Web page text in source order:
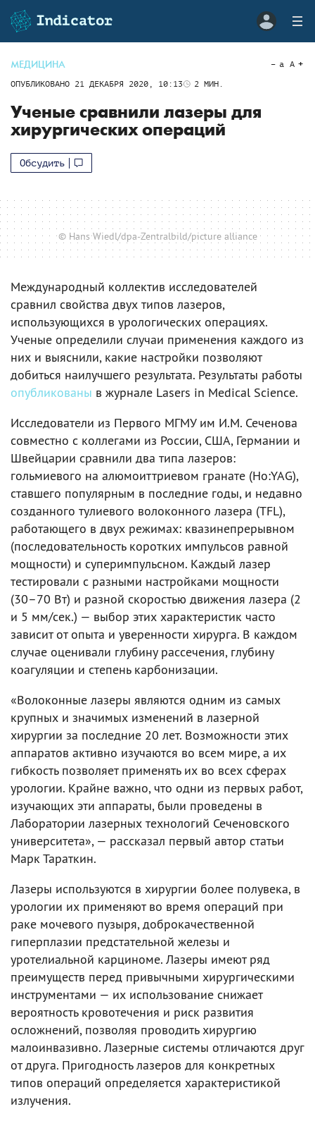
МЕДИЦИНА
ОПУБЛИКОВАНО 21 ДЕКАБРЯ 2020, 10:13 2 МИН.
a A
Ученые сравнили лазеры для
хирургических операций
Обсудить
© Hans Wiedl/dpa-Zentralbild/picture alliance
Международный коллектив исследователей
сравнил свойства двух типов лазеров,
использующихся в урологических операциях.
Ученые определили случаи применения каждого из
них и выяснили, какие настройки позволяют
добиться наилучшего результата. Результаты работы
опубликованы в журнале Lasers in Medical Science.
Исследователи из Первого МГМУ им И.М. Сеченова
совместно с коллегами из России, США, Германии и
Швейцарии сравнили два типа лазеров:
гольмиевого на алюмоиттриевом гранате (Ho:YAG),
ставшего популярным в последние годы, и недавно
созданного тулиевого волоконного лазера (TFL),
работающего в двух режимах: квазинепрерывном
(последовательность коротких импульсов равной
мощности) и суперимпульсном. Каждый лазер
тестировали с разными настройками мощности
(30–70 Вт) и разной скоростью движения лазера (2
и 5 мм/сек.) — выбор этих характеристик часто
зависит от опыта и уверенности хирурга. В каждом
случае оценивали глубину рассечения, глубину
коагуляции и степень карбонизации.
«Волоконные лазеры являются одним из самых
крупных и значимых изменений в лазерной
хирургии за последние 20 лет. Возможности этих
аппаратов активно изучаются во всем мире, а их
гибкость позволяет применять их во всех сферах
урологии. Крайне важно, что одни из первых работ,
изучающих эти аппараты, были проведены в
Лаборатории лазерных технологий Сеченовского
университета», — рассказал первый автор статьи
Марк Тараткин.
Лазеры используются в хирургии более полувека, в
урологии их применяют во время операций при
раке мочевого пузыря, доброкачественной
гиперплазии предстательной железы и
уротелиальной карциноме. Лазеры имеют ряд
преимуществ перед привычными хирургическими
инструментами — их использование снижает
вероятность кровотечения и риск развития
осложнений, позволяя проводить хирургию
малоинвазивно. Лазерные системы отличаются друг
от друга. Пригодность лазеров для конкретных
типов операций определяется характеристикой
излучения.